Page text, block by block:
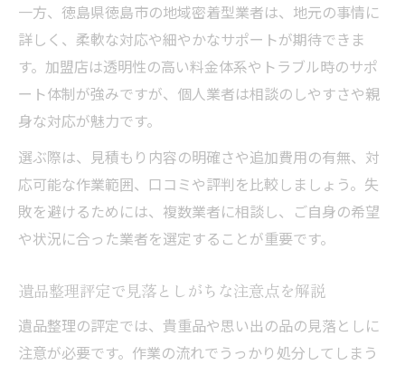
供養や買取を含めた上手な整理法
遺品整理で供養や買取を活用するメリット
遺品整理のプロが教える買取と供養の流れ
遺品整理評定時の供養品取り扱い注意点
実家の片付けと遺品整理の供養手続き方法
一方、徳島県徳島市の地域密着型業者は、地元の事情に
詳しく、柔軟な対応や細やかなサポートが期待できま
す。加盟店は透明性の高い料金体系やトラブル時のサポ
ート体制が強みですが、個人業者は相談のしやすさや親
身な対応が魅力です。
選ぶ際は、見積もり内容の明確さや追加費用の有無、対
応可能な作業範囲、口コミや評判を比較しましょう。失
敗を避けるためには、複数業者に相談し、ご自身の希望
や状況に合った業者を選定することが重要です。
遺品整理評定で見落としがちな注意点を解説
遺品整理の評定では、貴重品や思い出の品の見落としに
注意が必要です。作業の流れでうっかり処分してしまう